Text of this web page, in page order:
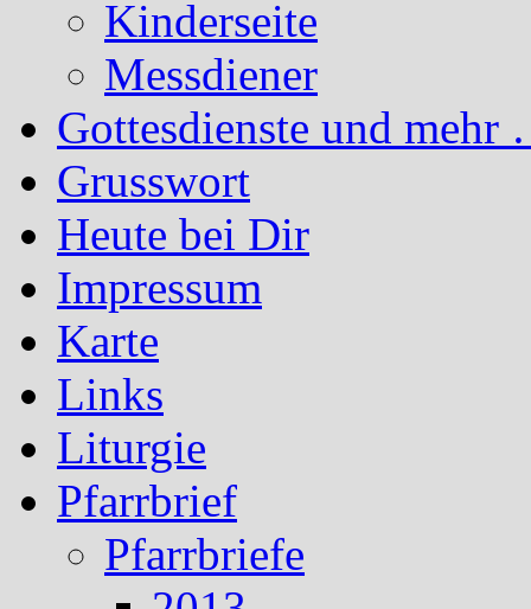
Kinderseite
Messdiener
Gottesdienste und mehr
Grusswort
Heute bei Dir
Impressum
Karte
Links
Liturgie
Pfarrbrief
Pfarrbriefe